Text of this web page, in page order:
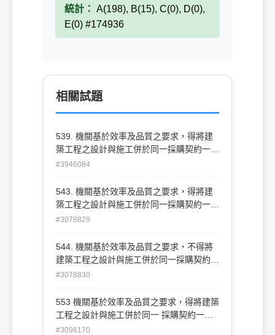
統計： A(198), B(15), C(0), D(0),
E(0) #174936
相關試題
539. 機關基於效率及品質之要求，得將建
築工程之設計與施工併於同一採購契約一併
以統包方式辦理招標。(A)O(B)X
#3946084
543. 機關基於效率及品質之要求，得將建
築工程之設計與施工併於同一採購契約一併
以統包方式辦理招標。(A)O(B)X
#3078829
544. 機關基於效率及品質之要求，不得將
建築工程之設計與施工併於同一採購契約一
併以統包方式辦理招標。(A)O(B)X
#3078830
553 機關基於效率及品質之要求，得將建築
工程之設計與施工併於同一 採購契約一併
#3096170